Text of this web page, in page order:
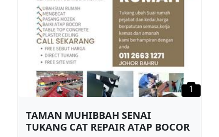
1
TAMAN MUHIBBAH SENAI
TUKANG CAT REPAIR ATAP BOCOR